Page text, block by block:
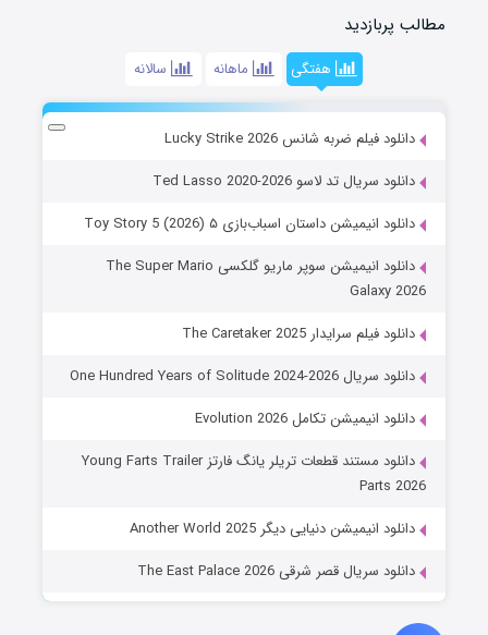
مطالب پربازدید
هفتگی ماهانه سالانه
دانلود فیلم ضربه شانس Lucky Strike 2026
دانلود سریال تد لاسو Ted Lasso 2020-2026
دانلود انیمیشن داستان اسباب‌بازی ۵ Toy Story 5 (2026)
دانلود انیمیشن سوپر ماریو گلکسی The Super Mario
Galaxy 2026
دانلود فیلم سرایدار The Caretaker 2025
دانلود سریال One Hundred Years of Solitude 2024-2026
دانلود انیمیشن تکامل Evolution 2026
دانلود مستند قطعات تریلر یانگ فارتز Young Farts Trailer
Parts 2026
دانلود انیمیشن دنیایی دیگر Another World 2025
دانلود سریال قصر شرقی The East Palace 2026